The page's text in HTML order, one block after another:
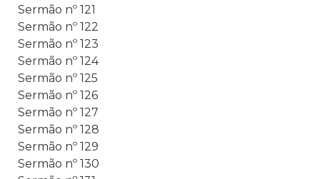
Sermão nº 121
Sermão nº 122
Sermão nº 123
Sermão nº 124
Sermão nº 125
Sermão nº 126
Sermão nº 127
Sermão nº 128
Sermão nº 129
Sermão nº 130